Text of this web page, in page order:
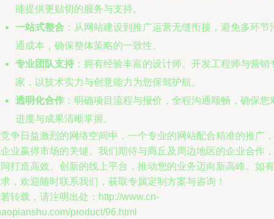
能提供更贴切的服务与支持。
一站式整合 ：从网站建设到推广运营无缝衔接，避免多环节
通成本，确保整体策略的一致性。
专业团队支持 ：拥有经验丰富的设计师、开发工程师与营销
家，以技术实力与创意能力为您保驾护航。
透明化合作 ：明确项目流程与报价，全程沟通顺畅，确保您
进度与成果清晰掌握。
争日益激烈的网络空间中，一个专业的网站配合精准的推广，
业赢得市场的关键。我们期待与商丘及周边地区的企业合作，
打造高效、创新的线上平台，推动您的业务迈向新高峰。如有
，欢迎随时联系我们，获取专属定制方案与咨询！
转载，请注明出处：http://www.cn-
product/96.html